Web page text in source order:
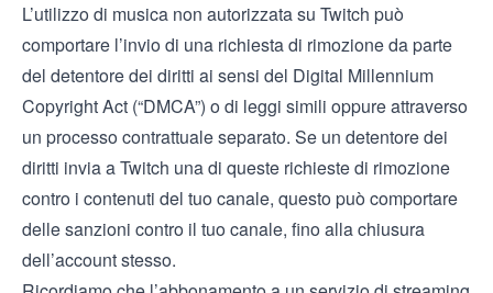
L’utilizzo di musica non autorizzata su Twitch può
comportare l’invio di una richiesta di rimozione da parte
del detentore dei diritti ai sensi del Digital Millennium
Copyright Act (“DMCA”) o di leggi simili oppure attraverso
un processo contrattuale separato. Se un detentore dei
diritti invia a Twitch una di queste richieste di rimozione
contro i contenuti del tuo canale, questo può comportare
delle sanzioni contro il tuo canale, fino alla chiusura
dell’account stesso.